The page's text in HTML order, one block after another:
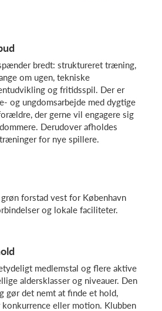
bredt: struktureret træning,
om ugen, tekniske
og fritidsspil. Der er
og ungdomsarbejde med dygtige
der gerne vil engagere sig
Derudover afholdes
for nye spillere.
forstad vest for København
og lokale faciliteter.
medlemstal og flere aktive
aldersklasser og niveauer. Den
gør det nemt at finde et hold,
konkurrence eller motion. Klubben